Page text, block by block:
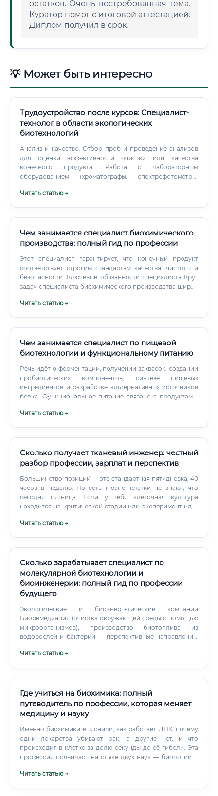
остатков. Очень востребованная тема.
Куратор помог с итоговой аттестацией.
Диплом получил в срок.
💡 Может быть интересно
Трудоустройство после курсов: Специалист-
технолог в области экологических
биотехнологий
Анализ и качество: Отбор проб и проведение анализов
для оценки эффективности очистки или качества
конечного продукта. Работа с лабораторным
оборудованием (хроматографы, спектрофотометры,
технологических карт, инструкций, протоколов
Читать статью →
Чем занимается специалист биохимического
производства: полный гид по профессии
Этот специалист гарантирует, что конечный продукт
соответствует строгим стандартам качества, чистоты и
безопасности. Ключевые обязанности специалиста Круг
задач специалиста биохимического производства широк
предприятия и занимаемой должности.
Читать статью →
Чем занимается специалист по пищевой
биотехнологии и функциональному питанию
Речь идёт о ферментации, получении заквасок, создании
пробиотических компонентов, синтезе пищевых
ингредиентов и разработке альтернативных источников
белка. Функциональное питание связано с продуктами,
питательными веществами, но и обладают
Читать статью →
Сколько получает тканевый инженер: честный
разбор профессии, зарплат и перспектив
Большинство позиций — это стандартная пятидневка, 40
часов в неделю. Но есть нюанс: клетки не знают, что
сегодня пятница. Если у тебя клеточная культура
находится на критической стадии или эксперимент идёт
Читать статью →
Сколько зарабатывает специалист по
молекулярной биотехнологии и
биоинженерии: полный гид по профессии
будущего
Экологические и биоэнергетические компании
Биоремедиация (очистка окружающей среды с помощью
микроорганизмов), производство биотоплива из
водорослей и бактерий — перспективные направления,
биотех Одно из самых захватывающих направлений.
Читать статью →
Где учиться на биохимика: полный
путеводитель по профессии, которая меняет
медицину и науку
Именно биохимики выяснили, как работает ДНК, почему
одни лекарства убивают рак, а другие нет, и что
происходит в клетке за долю секунды до её гибели. Эта
профессия появилась на стыке двух наук — биологии и
биолог и немного химик», то это грубое упрощение.
Читать статью →